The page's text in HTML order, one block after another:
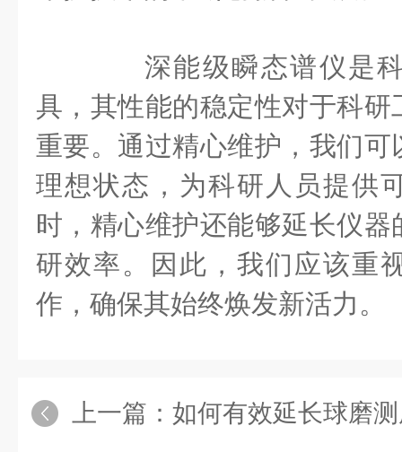
深能级瞬态谱仪是科
具，其性能的稳定性对于科
重要。通过精心维护，我们
理想状态，为科研人员提供
时，精心维护还能够延长仪
研效率。因此，我们应该重
作，确保其始终焕发新活力。
上一篇： 如何有效延长球磨